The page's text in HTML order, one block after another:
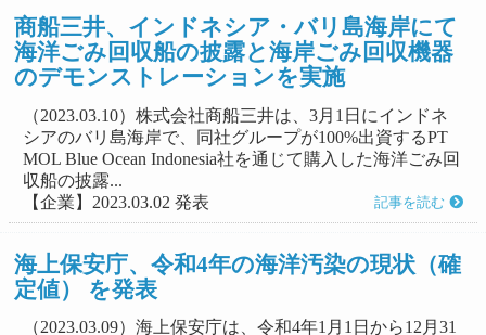
商船三井、インドネシア・バリ島海岸にて
海洋ごみ回収船の披露と海岸ごみ回収機器
のデモンストレーションを実施
（2023.03.10）株式会社商船三井は、3月1日にインドネ
シアのバリ島海岸で、同社グループが100%出資するPT
MOL Blue Ocean Indonesia社を通じて購入した海洋ごみ回
収船の披露...
【企業】2023.03.02 発表
記事を読む
海上保安庁、令和4年の海洋汚染の現状（確
定値） を発表
（2023.03.09）海上保安庁は、令和4年1月1日から12月31